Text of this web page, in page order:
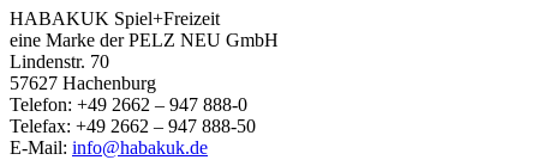
HABAKUK Spiel+Freizeit
eine Marke der PELZ NEU GmbH
Lindenstr. 70
57627 Hachenburg
Telefon: +49 2662 – 947 888-0
Telefax: +49 2662 – 947 888-50
E-Mail: info@habakuk.de